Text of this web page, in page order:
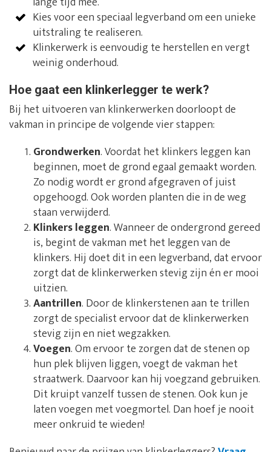
Kies voor een speciaal legverband om een unieke
uitstraling te realiseren.
Klinkerwerk is eenvoudig te herstellen en vergt
weinig onderhoud.
Hoe gaat een klinkerlegger te werk?
Bij het uitvoeren van klinkerwerken doorloopt de
vakman in principe de volgende vier stappen:
Grondwerken. Voordat het klinkers leggen kan
beginnen, moet de grond egaal gemaakt worden.
Zo nodig wordt er grond afgegraven of juist
opgehoogd. Ook worden planten die in de weg
staan verwijderd.
Klinkers leggen. Wanneer de ondergrond gereed
is, begint de vakman met het leggen van de
klinkers. Hij doet dit in een legverband, dat ervoor
zorgt dat de klinkerwerken stevig zijn én er mooi
uitzien.
Aantrillen. Door de klinkerstenen aan te trillen
zorgt de specialist ervoor dat de klinkerwerken
stevig zijn en niet wegzakken.
Voegen. Om ervoor te zorgen dat de stenen op
hun plek blijven liggen, voegt de vakman het
straatwerk. Daarvoor kan hij voegzand gebruiken.
Dit kruipt vanzelf tussen de stenen. Ook kun je
laten voegen met voegmortel. Dan hoef je nooit
meer onkruid te wieden!